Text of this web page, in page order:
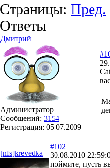
Страницы: Пред.
Ответы
Дмитрий
Администратор
Сообщений: 3154
Регистрация: 05.07.2009
[nfs]krevedka
#102
30.08.2010
поймите, пусть